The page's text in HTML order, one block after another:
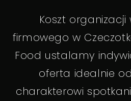
Koszt organizacji
firmowego w
Food ustalamy
oferta idealnie
charakterowi